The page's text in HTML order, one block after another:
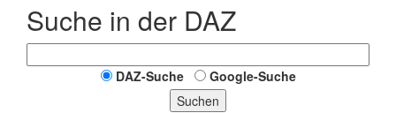
Suche in der DAZ
DAZ-Suche
Google-Suche
Suchen